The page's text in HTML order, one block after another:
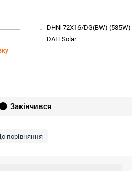
DHN-72X16/DG(BW) (585W)
DAH Solar
Закінчився
порівняння